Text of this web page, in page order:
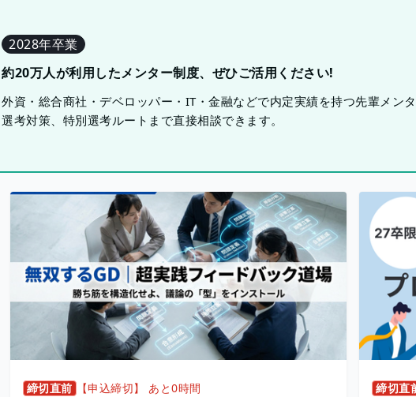
2028年卒業
約20万人が利用したメンター制度、ぜひご活用ください!
外資・総合商社・デベロッパー・IT・金融などで内定実績を持つ先輩メン
選考対策、特別選考ルートまで直接相談できます。
締切直前 【申込締切】 あと0時間 締切直